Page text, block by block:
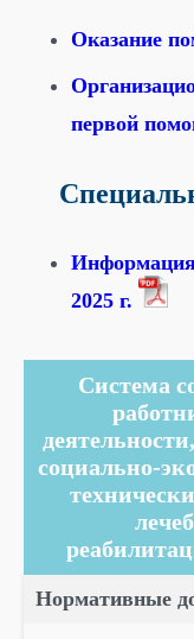
Оказание
первой
2025 г.
Система
социально-
Нормативные